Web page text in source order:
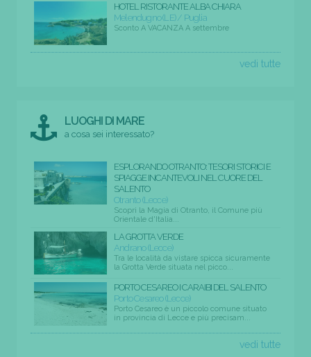
HOTEL RISTORANTE ALBA CHIARA
Melendugno (LE) / Puglia
Sconto A VACANZA A settembre
vedi tutte
LUOGHI DI MARE
a cosa sei interessato?
ESPLORANDO OTRANTO: TESORI STORICI E
SPIAGGE INCANTEVOLI NEL CUORE DEL
SALENTO
Otranto (Lecce)
Scopri la Magia di Otranto, il Comune più
Orientale d'Italia...
LA GROTTA VERDE
Andrano (Lecce)
Tra le località da vistare spicca sicuramente
la Grotta Verde situata nel picco...
PORTO CESAREO I CARAIBI DEL SALENTO
Porto Cesareo (Lecce)
Porto Cesareo è un piccolo comune situato
in provincia di Lecce e più precisam...
vedi tutte